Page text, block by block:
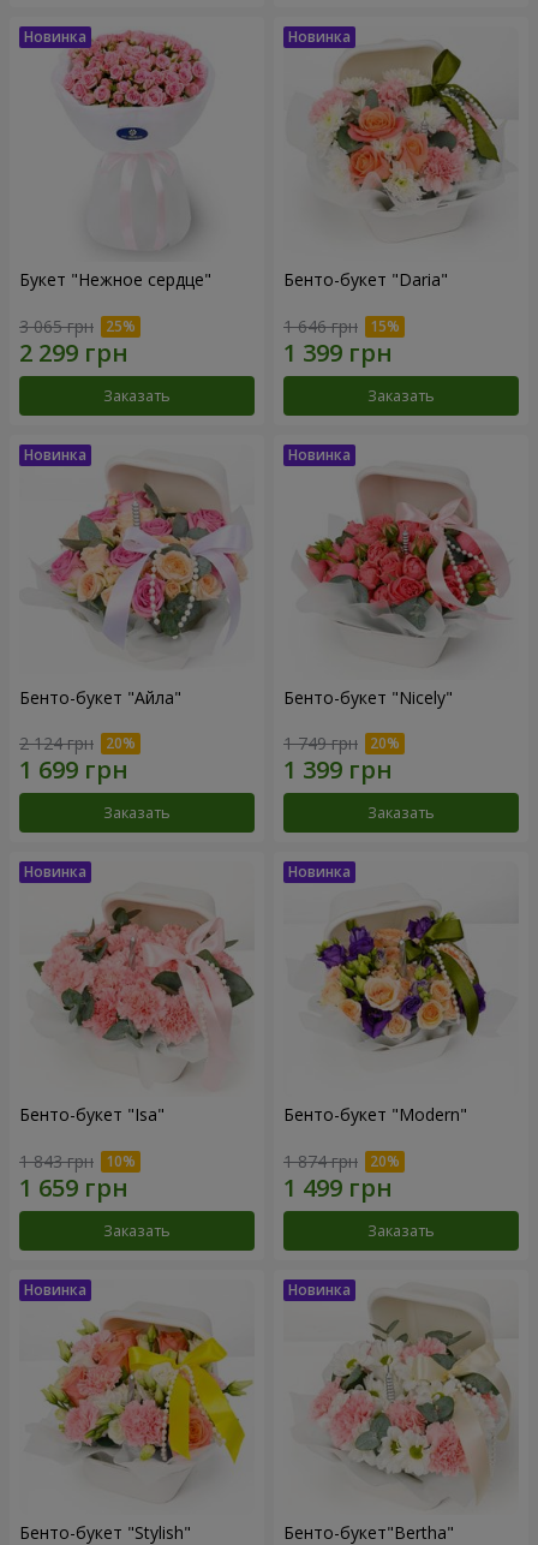
Букет "Нежное сердце"
3 065 грн
Заказать
Бенто-букет "Daria"
1 646 грн
Заказать
Бенто-букет "Айла"
2 124 грн
Заказать
Бенто-букет "Nicely"
1 749 грн
Заказать
Бенто-букет "Isa"
1 843 грн
Заказать
Бенто-букет "Modern"
1 874 грн
Заказать
Бенто-букет "Stylish" Бенто-букет"Bertha"